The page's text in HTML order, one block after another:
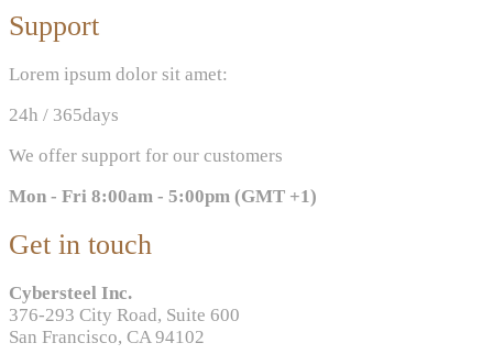
Support
Lorem ipsum dolor sit amet:
24h / 365days
We offer support for our customers
Mon - Fri 8:00am - 5:00pm (GMT +1)
Get in touch
Cybersteel Inc.
376-293 City Road, Suite 600
San Francisco, CA 94102